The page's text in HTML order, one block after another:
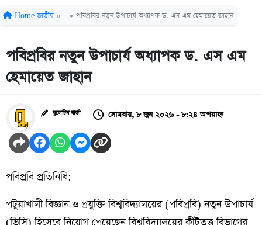
Home জাতীয় » » পবিপ্রবির নতুন উপাচার্য অধ্যাপক ড. এস এম হেমায়েত জাহান
পবিপ্রবির নতুন উপাচার্য অধ্যাপক ড. এস এম
হেমায়েত জাহান
বুলেটিন বার্তা সোমবার, ৮ জুন ২০২৬ - ৮:২৪ অপরাহ্ন
পবিপ্রবি প্রতিনিধি:
পটুয়াখালী বিজ্ঞান ও প্রযুক্তি বিশ্ববিদ্যালয়ের (পবিপ্রবি) নতুন উপাচার্য